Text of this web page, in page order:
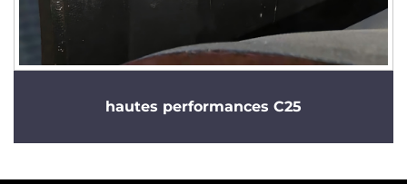
hautes performances C25